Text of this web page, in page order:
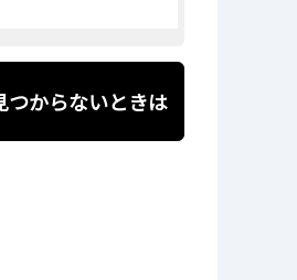
つからないときは